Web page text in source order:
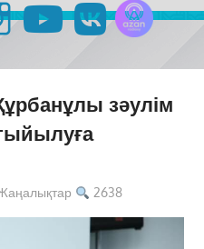
instagramyoutubevk
зәулім
2638